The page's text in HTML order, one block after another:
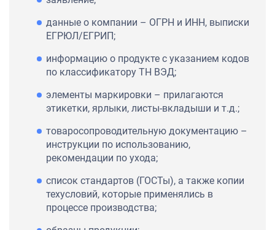
данные о компании – ОГРН и ИНН, выписки
ЕГРЮЛ/ЕГРИП;
информацию о продукте с указанием кодов
по классификатору ТН ВЭД;
элементы маркировки – прилагаются
этикетки, ярлыки, листы-вкладыши и т.д.;
товаросопроводительную документацию –
инструкции по использованию,
рекомендации по ухода;
список стандартов (ГОСТы), а также копии
техусловий, которые применялись в
процессе производства;